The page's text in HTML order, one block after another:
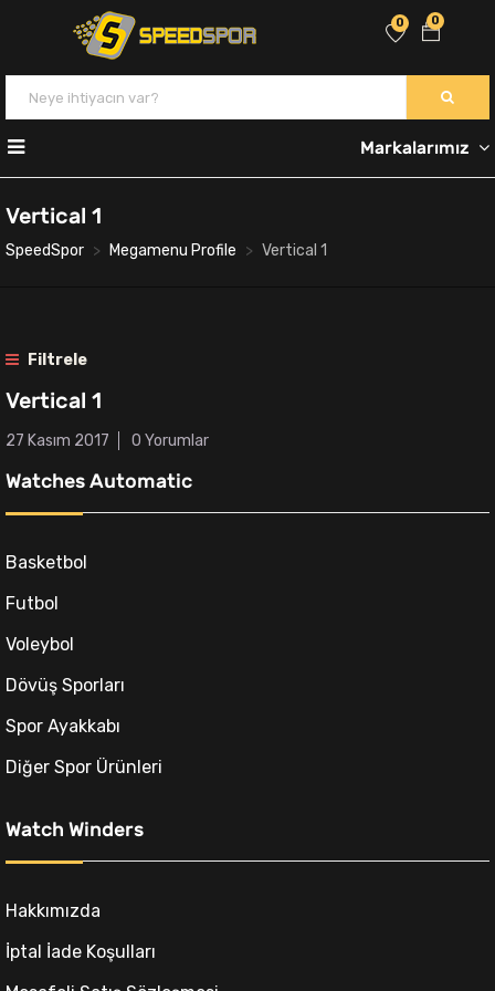
0
0
Markalarımız
Vertical 1
SpeedSpor Megamenu Profile Vertical 1
Filtrele
Vertical 1
27 Kasım 2017 0 Yorumlar
Watches Automatic
Basketbol
Futbol
Voleybol
Dövüş Sporları
Spor Ayakkabı
Diğer Spor Ürünleri
Watch Winders
Hakkımızda
İptal İade Koşulları